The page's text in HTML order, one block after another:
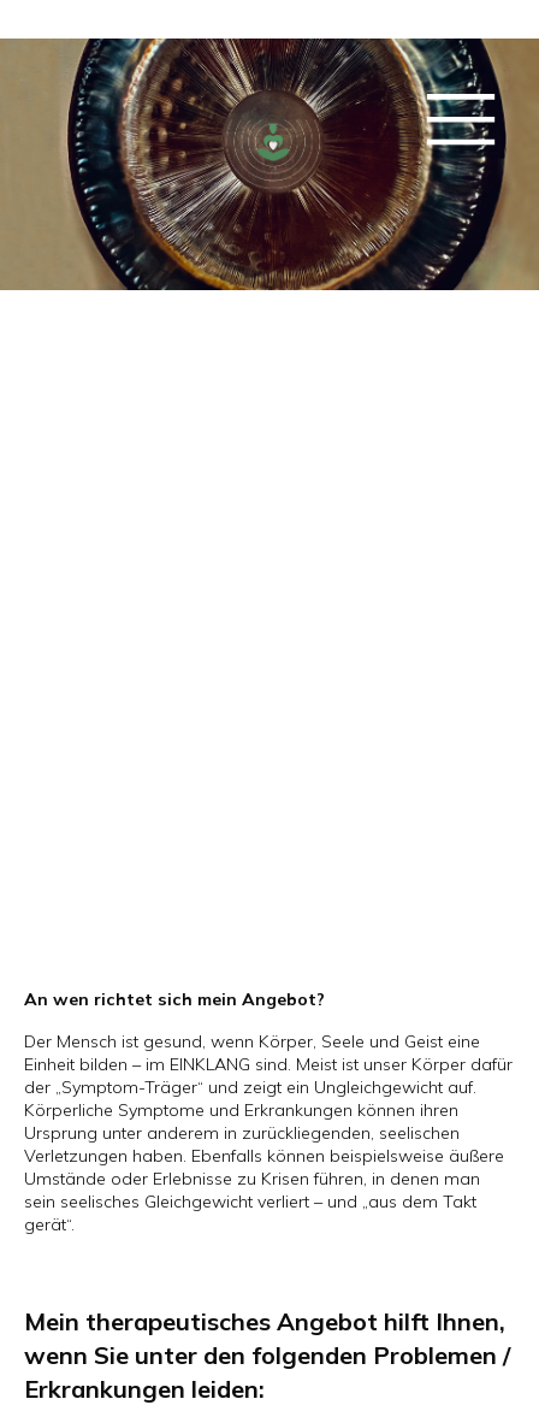
An wen richtet sich mein Angebot?
Der Mensch ist gesund, wenn Körper, Seele und Geist eine
Einheit bilden – im EINKLANG sind. Meist ist unser Körper dafür
der „Symptom-Träger“ und zeigt ein Ungleichgewicht auf.
Körperliche Symptome und Erkrankungen können ihren
Ursprung unter anderem in zurückliegenden, seelischen
Verletzungen haben. Ebenfalls können beispielsweise äußere
Umstände oder Erlebnisse zu Krisen führen, in denen man
sein seelisches Gleichgewicht verliert – und „aus dem Takt
gerät“.
Mein therapeutisches Angebot hilft Ihnen,
wenn Sie unter den folgenden Problemen /
Erkrankungen leiden: